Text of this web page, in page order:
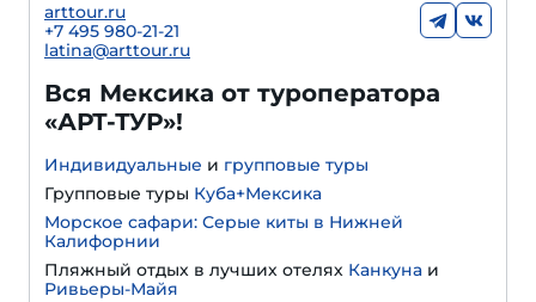
arttour.ru
+7 495 980-21-21
latina@arttour.ru
Вся Мексика от туроператора
«АРТ-ТУР»!
Индивидуальные и групповые туры
Групповые туры Куба+Мексика
Морское сафари: Серые киты в Нижней
Калифорнии
Пляжный отдых в лучших отелях Канкуна и
Ривьеры-Майя